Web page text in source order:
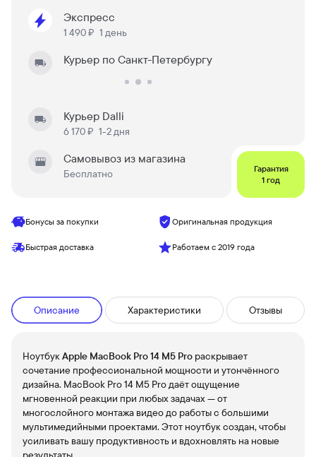
Экспресс
1 490 ₽ 1 день
Курьер по Санкт-Петербургу
Курьер Dalli
6 170 ₽ 1-2 дня
Самовывоз из магазина
Бесплатно
Гарантия
1 год
Бонусы за покупки Оригинальная продукция
Быстрая доставка Работаем с 2019 года
Описание Характеристики Отзывы
НоутбукApple MacBook Pro 14 M5 Pro раскрывает
сочетание профессиональной мощности и утончённого
дизайна. MacBook Pro 14 M5 Pro даёт ощущение
мгновенной реакции при любых задачах — от
многослойного монтажа видео до работы с большими
мультимедийными проектами. Этот ноутбук создан, чтобы
усиливать вашу продуктивность и вдохновлять на новые